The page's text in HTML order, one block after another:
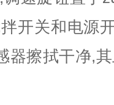
开关和电源
器擦拭干净,